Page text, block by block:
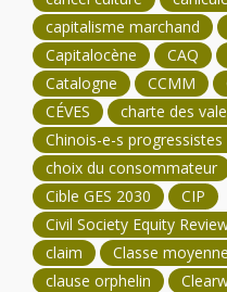
capitalisme marchand
Capitalocène
CAQ
Catalogne
CCMM
CÉVES
charte des
Chinois-e-s
choix du consommateur
Cible GES 2030
CIP
Civil Society Equity
claim
Classe moyenne
clause orphelin